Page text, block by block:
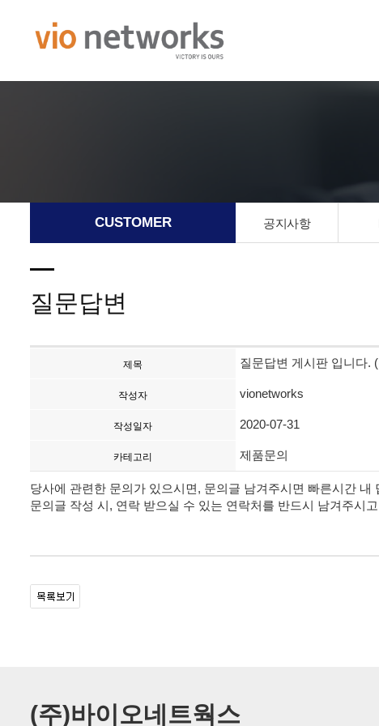
CUSTOMER 공지사항
질문답변
제목 질문답변 게시판 입니다.
작성자 vionetworks
작성일자 2020-07-31
카테고리 제품문의
당사에 관련한 문의가 있으시면, 문의글 남겨주시면 빠른시간 내
문의글 작성 시, 연락 받으실 수 있는 연락처를 반드시 남겨주시
(주)바이오네트웍스